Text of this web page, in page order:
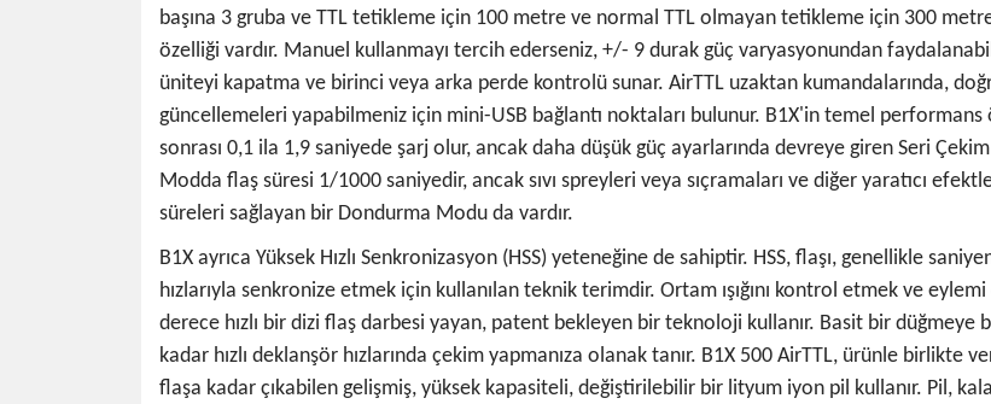
başına 3 gruba ve TTL tetikleme için 100 metre ve normal TTL olmayan tetikleme için 300
özelliği vardır. Manuel kullanmayı tercih ederseniz, +/- 9 durak güç varyasyonundan
üniteyi kapatma ve birinci veya arka perde kontrolü sunar. AirTTL uzaktan kumandalarında,
güncellemeleri yapabilmeniz için mini-USB bağlantı noktaları bulunur. B1X'in temel
sonrası 0,1 ila 1,9 saniyede şarj olur, ancak daha düşük güç ayarlarında devreye giren Seri
Modda flaş süresi 1/1000 saniyedir, ancak sıvı spreyleri veya sıçramaları ve diğer yaratıcı
süreleri sağlayan bir Dondurma Modu da vardır.
B1X ayrıca Yüksek Hızlı Senkronizasyon (HSS) yeteneğine de sahiptir. HSS, flaşı, genellikle
hızlarıyla senkronize etmek için kullanılan teknik terimdir. Ortam ışığını kontrol etmek ve
derece hızlı bir dizi flaş darbesi yayan, patent bekleyen bir teknoloji kullanır. Basit bir düğmeye
kadar hızlı deklanşör hızlarında çekim yapmanıza olanak tanır. B1X 500 AirTTL, ürünle birlikte
flaşa kadar çıkabilen gelişmiş, yüksek kapasiteli, değiştirilebilir bir lityum iyon pil kullanır. Pil,